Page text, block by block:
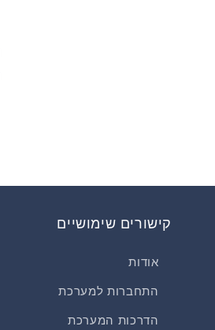
קישורים שימושיים
אודות
התחברות למערכת
הדרכות המערכת